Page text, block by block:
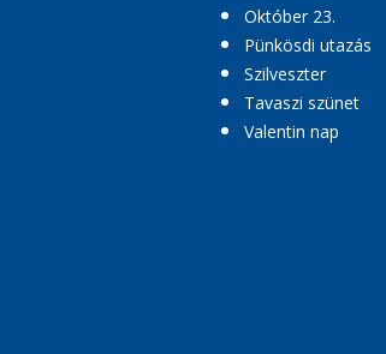
Október 23.
Pünkösdi utazás
Szilveszter
Tavaszi szünet
Valentin nap